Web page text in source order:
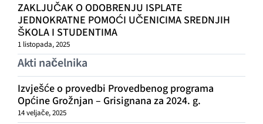
ZAKLJUČAK O ODOBRENJU ISPLATE
JEDNOKRATNE POMOĆI UČENICIMA SREDNJIH
ŠKOLA I STUDENTIMA
1 listopada, 2025
Akti načelnika
Izvješće o provedbi Provedbenog programa
Općine Grožnjan – Grisignana za 2024. g.
14 veljače, 2025